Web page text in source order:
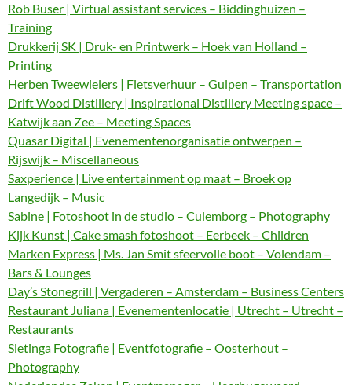
Rob Buser | Virtual assistant services – Biddinghuizen –
Training
Drukkerij SK | Druk- en Printwerk – Hoek van Holland –
Printing
Herben Tweewielers | Fietsverhuur – Gulpen – Transportation
Drift Wood Distillery | Inspirational Distillery Meeting space –
Katwijk aan Zee – Meeting Spaces
Quasar Digital | Evenementenorganisatie ontwerpen –
Rijswijk – Miscellaneous
Saxperience | Live entertainment op maat – Broek op
Langedijk – Music
Sabine | Fotoshoot in de studio – Culemborg – Photography
Kijk Kunst | Cake smash fotoshoot – Eerbeek – Children
Marken Express | Ms. Jan Smit sfeervolle boot – Volendam –
Bars & Lounges
Day’s Stonegrill | Vergaderen – Amsterdam – Business Centers
Restaurant Juliana | Evenementenlocatie | Utrecht – Utrecht –
Restaurants
Sietinga Fotografie | Eventfotografie – Oosterhout –
Photography